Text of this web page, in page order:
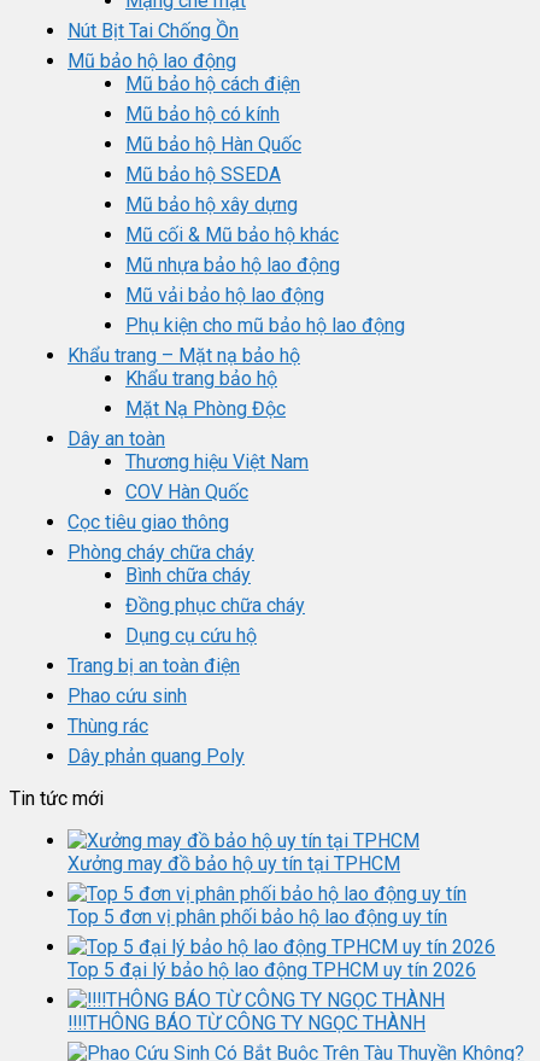
Nút Bịt Tai Chống Ồn
Mũ bảo hộ lao động
Mũ bảo hộ cách điện
Mũ bảo hộ có kính
Mũ bảo hộ Hàn Quốc
Mũ bảo hộ SSEDA
Mũ bảo hộ xây dựng
Mũ cối & Mũ bảo hộ khác
Mũ nhựa bảo hộ lao động
Mũ vải bảo hộ lao động
Phụ kiện cho mũ bảo hộ lao động
Khẩu trang – Mặt nạ bảo hộ
Khẩu trang bảo hộ
Mặt Nạ Phòng Độc
Dây an toàn
Thương hiệu Việt Nam
COV Hàn Quốc
Cọc tiêu giao thông
Phòng cháy chữa cháy
Bình chữa cháy
Đồng phục chữa cháy
Dụng cụ cứu hộ
Trang bị an toàn điện
Phao cứu sinh
Thùng rác
Dây phản quang Poly
Tin tức mới
Xưởng may đồ bảo hộ uy tín tại TPHCM
Top 5 đơn vị phân phối bảo hộ lao động uy tín
Top 5 đại lý bảo hộ lao động TPHCM uy tín 2026
‼️‼️THÔNG BÁO TỪ CÔNG TY NGỌC THÀNH